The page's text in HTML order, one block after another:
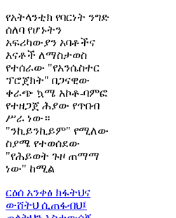
የአትላንቲክ የባርነት ንግድ
ሰለባ የሆኑትን
አፍሪካውያን አባቶችና
እናቶች ለማስታወስ
የተሰራው "የአንሴስተር
ፕሮጀክት" በጋናዊው
ቀራጭ ኳሜ አኮቶ-ባምፎ
የተዘጋጀ ሕያው የጥበብ
ሥራ ነው።
"ንኪይንኪይም" የሚለው
ስያሜ የተወሰደው
"የሕይወት ጉዞ ጠማማ
ነው" ከሚል
ርዕሰ አንቀፅ ክፋትህና
ውሸትህ ሲጠፋብህ፤